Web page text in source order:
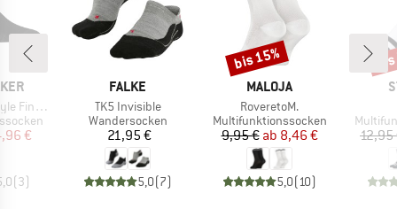
No Show
Preis
€
(3)
MARKE
FALKE
Artikel
TK5 Invisible
Produktgruppe
Wandersocken
Preis
21,95 €
5,0(7)
MARKE
MALOJA
Artikel
RoveretoM.
Produktgruppe
Multifunktionssocken
Preis
9,95 € reduzierter Preis
ab 8,46 €
5,0(10)
Rabatt
bis 15%
12,95